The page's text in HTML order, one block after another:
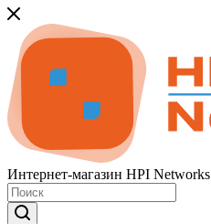
Интернет-магазин HPI Networks